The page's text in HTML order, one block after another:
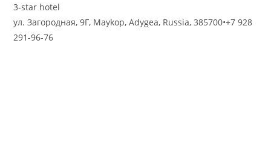
3-star hotel
ул. Загородная, 9Г, Maykop, Adygea, Russia, 385700•+7 928
291-96-76